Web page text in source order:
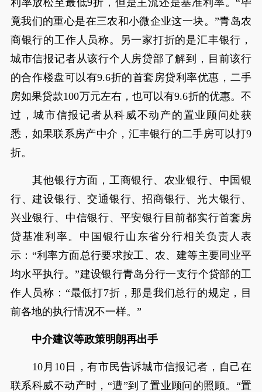
利率放松至最低9折，但是主流还是基准利率。“毕
竟我们的重心是在三农和小微企业这一块。”青岛农
商银行的工作人员称。另一家打折的是汇丰银行，
城市信报记者从该行个人房贷部了解到，目前该行
的合作楼盘可以有9.6折的首套房贷利率优惠，二手
房如果贷款100万元左右，也可以有9.6折的优惠。不
过，城市信报记者从科威不动产的置业顾问处获
悉，如果联系房产中介，汇丰银行的二手房可以打9
折。
其他银行方面，工商银行、农业银行、中国银
行、建设银行、交通银行、招商银行、光大银行、
兴业银行、中信银行、平安银行目前都实行首套房
贷基准利率。中国银行山东省分行相关负责人表
示：“利率方面总行要求按工、农、建等主要同业平
均水平执行。”建设银行青岛分行一支行个贷部的工
作人员称：“最低打7折，那是我们总行的规定，目
前各地的执行情况不一样。”
中介建议等政策明朗再出手
10月10日，有市民告诉城市信报记者，自己在
联系科威不动产时，“遭”到了置业顾问的照顾。“置